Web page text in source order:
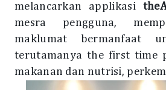
melancarkan applikasi
mesra pengguna,
maklumat bermanfaat
terutamanya the first time
makanan dan nutrisi,